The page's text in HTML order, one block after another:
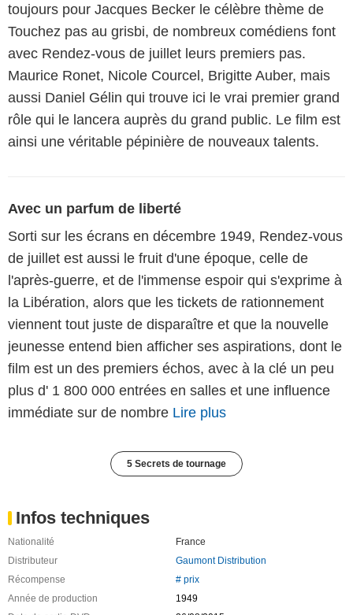
toujours pour Jacques Becker le célèbre thème de
Touchez pas au grisbi, de nombreux comédiens font
avec Rendez-vous de juillet leurs premiers pas.
Maurice Ronet, Nicole Courcel, Brigitte Auber, mais
aussi Daniel Gélin qui trouve ici le vrai premier grand
rôle qui le lancera auprès du grand public. Le film est
ainsi une véritable pépinière de nouveaux talents.
Avec un parfum de liberté
Sorti sur les écrans en décembre 1949, Rendez-vous
de juillet est aussi le fruit d'une époque, celle de
l'après-guerre, et de l'immense espoir qui s'exprime à
la Libération, alors que les tickets de rationnement
viennent tout juste de disparaître et que la nouvelle
jeunesse entend bien afficher ses aspirations, dont le
film est un des premiers échos, avec à la clé un peu
plus d' 1 800 000 entrées en salles et une influence
immédiate sur de nombre Lire plus
5 Secrets de tournage
Infos techniques
Nationalité
France
Distributeur
Gaumont Distribution
Récompense
# prix
Année de production
1949